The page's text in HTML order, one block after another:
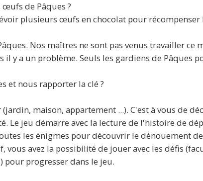
de Pâques ?
plusieurs œufs en chocolat pour
Nos maîtres ne sont pas venus travailler ce
y a un problème. Seuls les gardiens de Pâques
et nous rapporter la clé ?
maison, appartement ...). C'est à vous de
Le jeu démarre avec la lecture de l'histoire de
les énigmes pour découvrir le dénouement
avez la possibilité de jouer avec les défis
progresser dans le jeu.